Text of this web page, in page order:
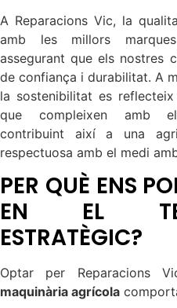
A Reparacions Vic, la
amb les millors
assegurant que els nostres
de confiança i durabilitat. A
la sostenibilitat es
que compleixen amb
contribuint així a una
respectuosa amb el medi
PER QUÈ ENS
EN EL
ESTRATÈGIC?
Optar per Reparacions
maquinària agrícola